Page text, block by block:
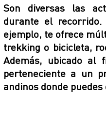
Son diversas las
durante el recorrido.
ejemplo, te ofrece
trekking o bicicleta,
Además, ubicado
perteneciente a un
andinos donde